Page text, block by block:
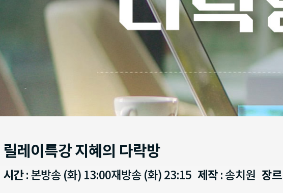
릴레이특강 지혜의 다락방
시간: 본방송 (화) 13:00재방송 (화) 23:15 제작: 송치원 장르